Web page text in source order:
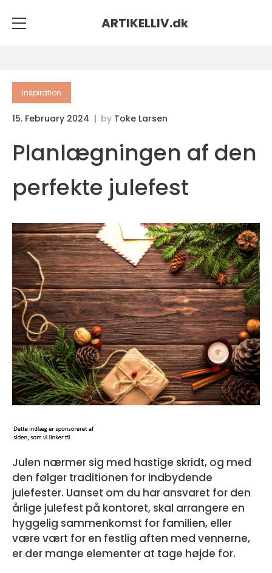
ARTIKELLIV.dk
inspiration
15. February 2024 by Toke Larsen
Planlægningen af den
perfekte julefest
Julen nærmer sig med hastige skridt, og med
den følger traditionen for indbydende
julefester. Uanset om du har ansvaret for den
årlige julefest på kontoret, skal arrangere en
hyggelig sammenkomst for familien, eller
være vært for en festlig aften med vennerne,
er der mange elementer at tage højde for.